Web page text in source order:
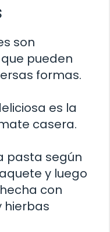
son
pueden
formas.
es la
casera.
pasta según
y luego
con
hierbas